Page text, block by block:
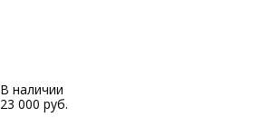
В наличии
23 000 руб.